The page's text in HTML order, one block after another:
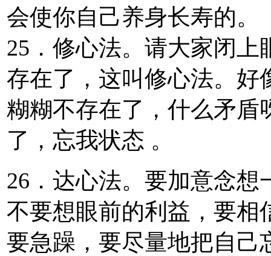
会使你自己养身长寿的。
25．修心法。请大家闭
存在了，这叫修心法。好
糊糊不存在了，什么矛盾
了，忘我状态 。
26．达心法。要加意念
不要想眼前的利益，要相
要急躁，要尽量地把自己